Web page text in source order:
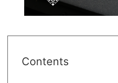
Contents